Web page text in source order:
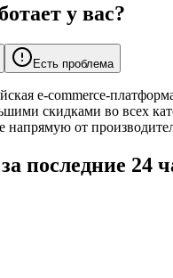
у вас?
Есть проблема
e-commerce-
скидками во всех
напрямую от
последние 24